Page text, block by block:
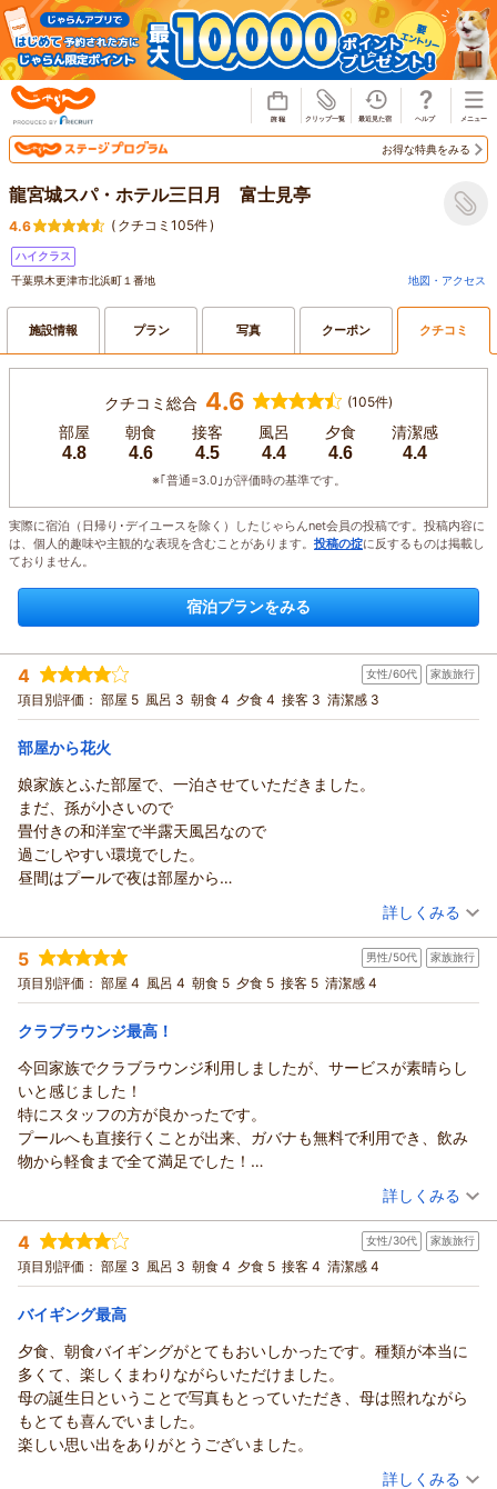
お得な特典をみる
龍宮城スパ・ホテル三日月 富士見亭
4.6 ( クチコミ105件)
ハイクラス
千葉県木更津市北浜町１番地
地図・アクセス
施設情報 プラン 写真 クーポン クチコミ
クチコミ総合 4.6 (105件)
部屋
4.8
朝食
4.6
接客
4.5
風呂
4.4
夕食
4.6
清潔感
4.4
※｢普通=3.0｣が評価時の基準です。
実際に宿泊（日帰り･デイユースを除く）したじゃらんnet会員の投稿です。投稿内容に
は、個人的趣味や主観的な表現を含むことがあります。 投稿の掟に反するものは掲載し
ておりません。
宿泊プランをみる
4 女性/60代 家族旅行
項目別評価： 部屋 5 風呂 3 朝食 4 夕食 4 接客 3 清潔感 3
部屋から花火
娘家族とふた部屋で、一泊させていただきました。
まだ、孫が小さいので
畳付きの和洋室で半露天風呂なので
過ごしやすい環境でした。
昼間はプールで夜は部屋から
やはりプールは人が殺到していて
ところどころゴミが落ちていて
残念でした。
（投稿日：2026/08/05）
宿泊時期： 2026年06月宿泊 (家族旅行)
投稿者： くったんさん
宿泊プラン： 【三日月スタンダード】フリーフロー＆ビュッフェ
朝・夕
宿泊価格帯： 26,001～27,000円(大人一人あたり/税込)
詳しくみる
5 男性/50代 家族旅行
項目別評価： 部屋 4 風呂 4 朝食 5 夕食 5 接客 5 清潔感 4
クラブラウンジ最高！
今回家族でクラブラウンジ利用しましたが、サービスが素晴らし
いと感じました！
特にスタッフの方が良かったです。
プールへも直接行くことが出来、ガバナも無料で利用でき、飲み
物から軽食まで全て満足でした！
（投稿日：2026/08/02）
宿泊時期： 2026年08月宿泊 (家族旅行)
投稿者： andyさん
宿泊プラン： 【三日月プレミアム】～クラブラウンジでラグジュアリーなひ
とときを～
和洋室 朝・夕
宿泊価格帯： 30,001円以上(大人一人あたり/税込)
龍宮城スパ・ホテル三日月 富士見亭からの返信
andy 様
この度は、ご家族でのご宿泊に当ホテルをご利用いただき、誠
にありがとうございました。
クラブラウンジでのサービスやスタッフの対応につきまして、
身に余るお褒めの言葉をいただき、大変光栄に存じます。
詳しくみる
4 女性/30代 家族旅行
項目別評価： 部屋 3 風呂 3 朝食 4 夕食 5 接客 4 清潔感 4
バイギング最高
夕食、朝食バイギングがとてもおいしかったです。種類が本当に
多くて、楽しくまわりながらいただけました。
母の誕生日ということで写真もとっていただき、母は照れながら
もとても喜んでいました。
楽しい思い出をありがとうございました。
（投稿日：2026/07/30）
詳しくみる